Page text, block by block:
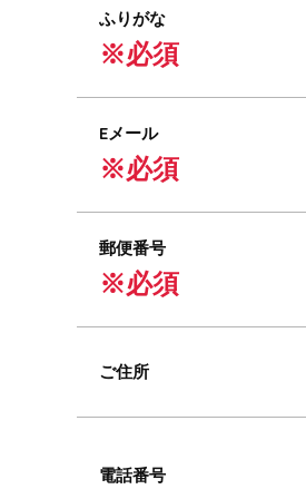
ふりがな
※必須
Eメール
※必須
郵便番号
※必須
ご住所
電話番号